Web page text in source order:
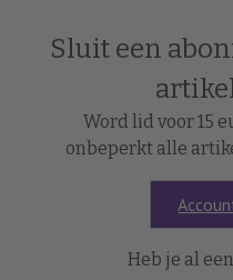
Sluit een
Word lid voor 15
onbeperkt alle
Heb je al